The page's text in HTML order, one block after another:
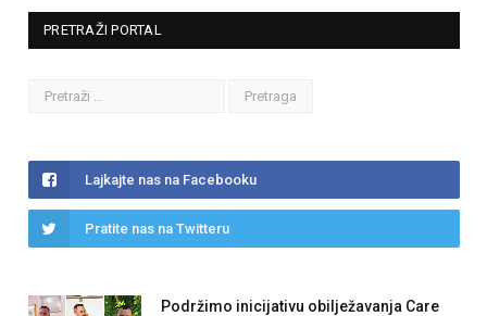
PRETRAŽI PORTAL
Lajkajte nas na Facebooku
Pratite nas na Twitteru
Podržimo inicijativu obilježavanja Care